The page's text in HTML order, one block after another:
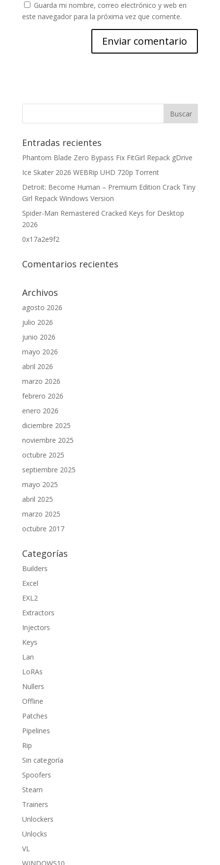
Guarda mi nombre, correo electrónico y web en
este navegador para la próxima vez que comente.
Entradas recientes
Phantom Blade Zero Bypass Fix FitGirl Repack gDrive
Ice Skater 2026 WEBRip UHD 720p Torrent
Detroit: Become Human – Premium Edition Crack Tiny
Girl Repack Windows Version
Spider-Man Remastered Cracked Keys for Desktop
2026
0x17a2e9f2
Comentarios recientes
Archivos
agosto 2026
julio 2026
junio 2026
mayo 2026
abril 2026
marzo 2026
febrero 2026
enero 2026
diciembre 2025
noviembre 2025
octubre 2025
septiembre 2025
mayo 2025
abril 2025
marzo 2025
octubre 2017
Categorías
Builders
Excel
EXL2
Extractors
Injectors
Keys
Lan
LoRAs
Nullers
Offline
Patches
Pipelines
Rip
Sin categoría
Spoofers
Steam
Trainers
Unlockers
Unlocks
VL